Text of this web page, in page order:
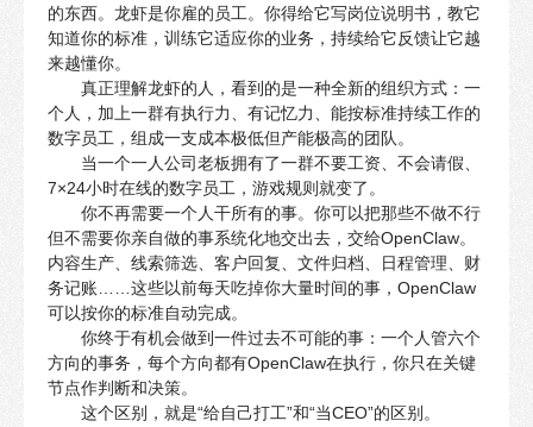
的东西。龙虾是你雇的员工。你得给它写岗位说明书，教它
知道你的标准，训练它适应你的业务，持续给它反馈让它越
来越懂你。
真正理解龙虾的人，看到的是一种全新的组织方式：一
个人，加上一群有执行力、有记忆力、能按标准持续工作的
数字员工，组成一支成本极低但产能极高的团队。
当一个一人公司老板拥有了一群不要工资、不会请假、
7×24小时在线的数字员工，游戏规则就变了。
你不再需要一个人干所有的事。你可以把那些不做不行
但不需要你亲自做的事系统化地交出去，交给OpenClaw。
内容生产、线索筛选、客户回复、文件归档、日程管理、财
务记账……这些以前每天吃掉你大量时间的事，OpenClaw
可以按你的标准自动完成。
你终于有机会做到一件过去不可能的事：一个人管六个
方向的事务，每个方向都有OpenClaw在执行，你只在关键
节点作判断和决策。
这个区别，就是“给自己打工”和“当CEO”的区别。